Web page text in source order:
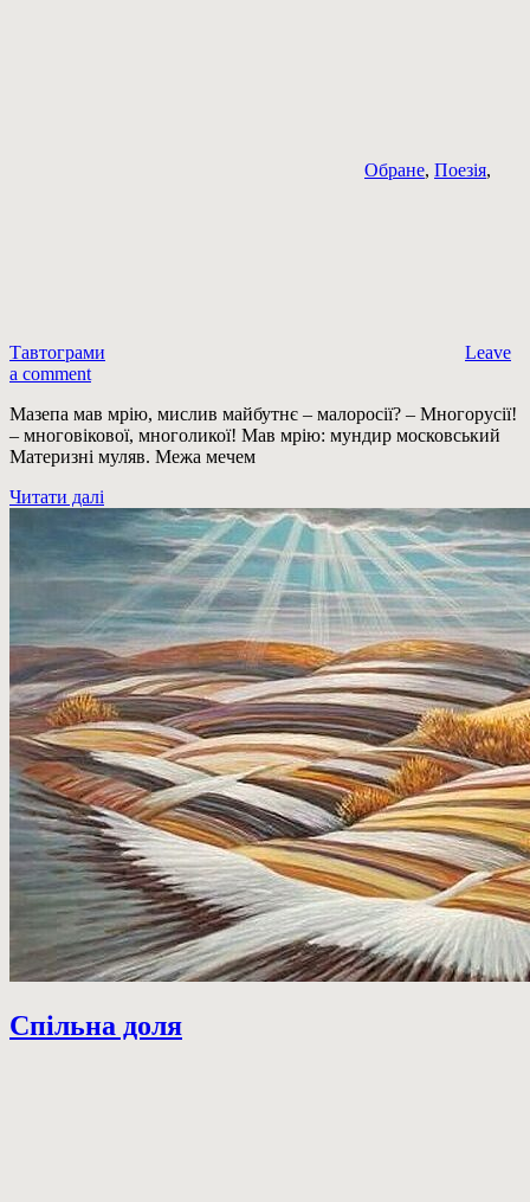
Обране, Поезія,
Тавтограми
Leave
a comment
Мазепа мав мрію, мислив майбутнє – малоросії? – Многорусії!
– многовікової, многоликої! Мав мрію: мундир московський
Материзні муляв. Межа мечем
Читати далі
Спільна доля